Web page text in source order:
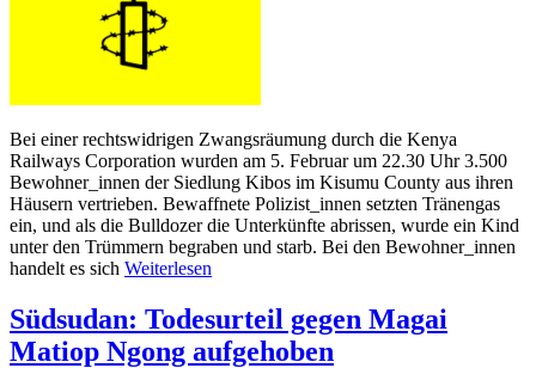
Bei einer rechtswidrigen Zwangsräumung durch die Kenya
Railways Corporation wurden am 5. Februar um 22.30 Uhr 3.500
Bewohner_innen der Siedlung Kibos im Kisumu County aus ihren
Häusern vertrieben. Bewaffnete Polizist_innen setzten Tränengas
ein, und als die Bulldozer die Unterkünfte abrissen, wurde ein Kind
unter den Trümmern begraben und starb. Bei den Bewohner_innen
handelt es sich Weiterlesen
Südsudan: Todesurteil gegen Magai
Matiop Ngong aufgehoben